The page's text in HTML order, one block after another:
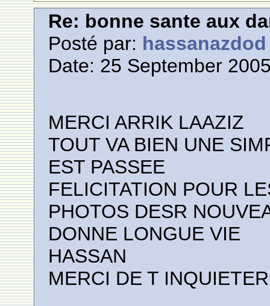
Re: bonne sante aux
Posté par: hassanazdod
Date: 25 September
MERCI ARRIK LAAZIZ
TOUT VA BIEN UNE
EST PASSEE
FELICITATION POUR
PHOTOS DESR
DONNE LONGUE VIE
HASSAN
MERCI DE T